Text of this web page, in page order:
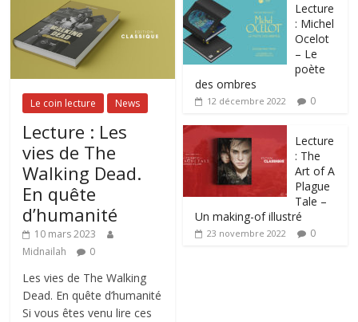
Le coin lecture News
Lecture : Les
vies de The
Walking Dead.
En quête
d’humanité
10 mars 2023
Midnailah
0
Les vies de The Walking
Dead. En quête d’humanité
Si vous êtes venu lire ces
Lecture
: Michel
Ocelot
– Le
poète
des ombres
12 décembre 2022 0
Lecture
: The
Art of A
Plague
Tale –
Un making-of illustré
23 novembre 2022 0